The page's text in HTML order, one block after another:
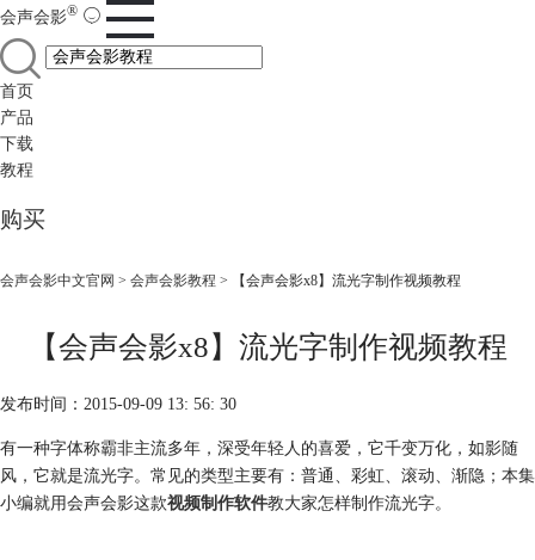
会声会影®
首页
产品
下载
教程
购买
会声会影中文官网 > 会声会影教程 > 【会声会影x8】流光字制作视频教程
【会声会影x8】流光字制作视频教程
发布时间：2015-09-09 13: 56: 30
有一种字体称霸非主流多年，深受年轻人的喜爱，它千变万化，如影随
风，它就是流光字。常见的类型主要有：普通、彩虹、滚动、渐隐；本集
小编就用会声会影这款视频制作软件教大家怎样制作流光字。